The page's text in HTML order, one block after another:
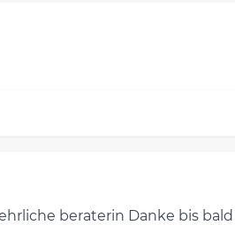
beraterin Danke bis